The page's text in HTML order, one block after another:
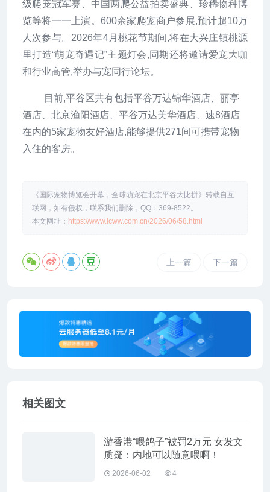
级爬宠冠军赛、中国两爬公益拍卖盛典、珍稀物种博
览等将一一上演。600余家爬宠商户参展,预计超10万
人次参与。2026年4月桃花节期间,将在大兴庄镇桃源
里打造“萌宠奇遇记”主题灯会,同期还将邀请爱宠大咖
和行业高管,举办与宠同行论坛。
目前,平谷区共有包括平谷万达锦华酒店、丽亭
酒店、北京渔阳酒店、平谷万达美华酒店、速8酒店
在内的5家宠物友好酒店,能够提供271间可携带宠物
入住的客房。
《国际宠物博览会开幕，全球萌宠在北京平谷大比拼》转载自互
联网，如有侵权，联系我们删除，QQ：369-8522。
本文网址： https://www.icww.com.cn/2026/06/58.html
上一篇 下一篇
相关图文
游香港“喂鸽子”被罚2万元 女发文
质疑：内地可以随意喂啊！
2026-06-02 4